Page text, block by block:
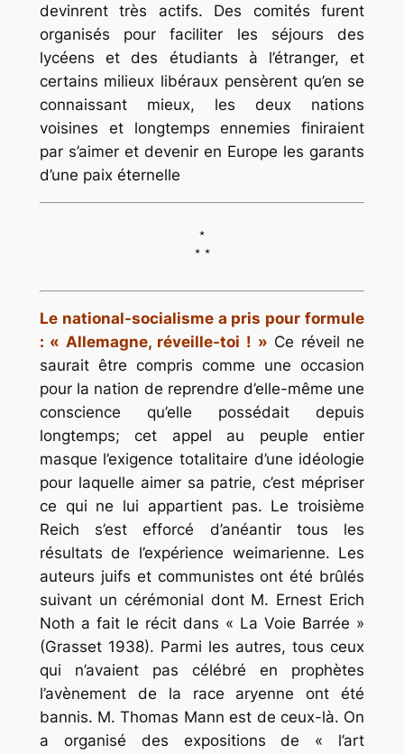
devinrent très actifs. Des comités furent
organisés pour faciliter les séjours des
lycéens et des étudiants à l’étranger, et
certains milieux libéraux pensèrent qu’en se
connaissant mieux, les deux nations
voisines et longtemps ennemies finiraient
par s’aimer et devenir en Europe les garants
d’une paix éternelle
*
* *
Le national-socialisme a pris pour formule
: « Allemagne, réveille-toi ! » Ce réveil ne
saurait être compris comme une occasion
pour la nation de reprendre d’elle-même une
conscience qu’elle possédait depuis
longtemps; cet appel au peuple entier
masque l’exigence totalitaire d’une idéologie
pour laquelle aimer sa patrie, c’est mépriser
ce qui ne lui appartient pas. Le troisième
Reich s’est efforcé d’anéantir tous les
résultats de l’expérience weimarienne. Les
auteurs juifs et communistes ont été brûlés
suivant un cérémonial dont M. Ernest Erich
Noth a fait le récit dans « La Voie Barrée »
(Grasset 1938). Parmi les autres, tous ceux
qui n’avaient pas célébré en prophètes
l’avènement de la race aryenne ont été
bannis. M. Thomas Mann est de ceux-là. On
a organisé des expositions de « l’art